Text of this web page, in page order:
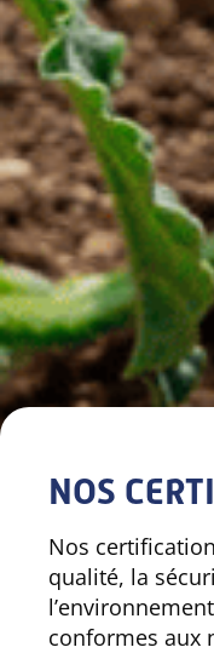
NOS
Nos
qualité, la
conformes aux